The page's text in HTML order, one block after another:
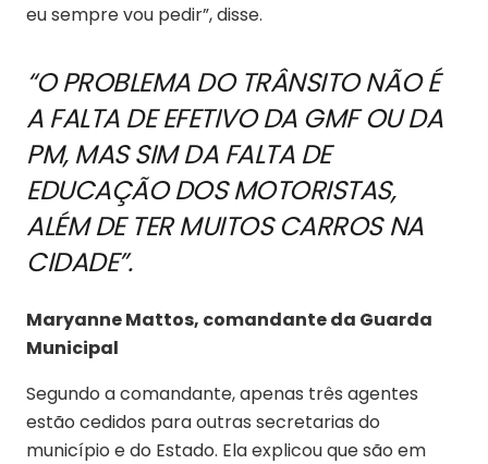
eu sempre vou pedir”, disse.
“O PROBLEMA DO TRÂNSITO NÃO É
A FALTA DE EFETIVO DA GMF OU DA
PM, MAS SIM DA FALTA DE
EDUCAÇÃO DOS MOTORISTAS,
ALÉM DE TER MUITOS CARROS NA
CIDADE”.
Maryanne Mattos, comandante da Guarda
Municipal
Segundo a comandante, apenas três agentes
estão cedidos para outras secretarias do
município e do Estado. Ela explicou que são em